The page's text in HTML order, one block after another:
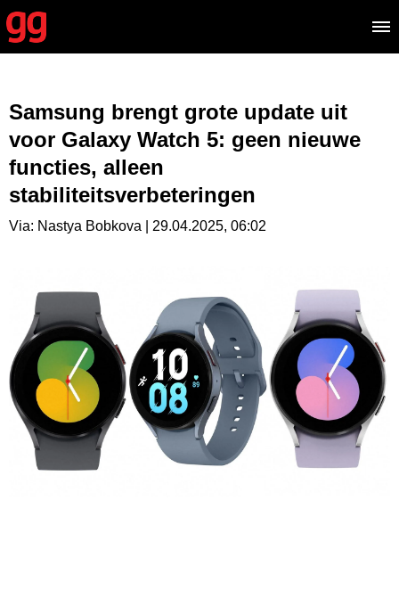
Samsung brengt grote update uit
voor Galaxy Watch 5: geen nieuwe
functies, alleen
stabiliteitsverbeteringen
Via: Nastya Bobkova | 29.04.2025, 06:02